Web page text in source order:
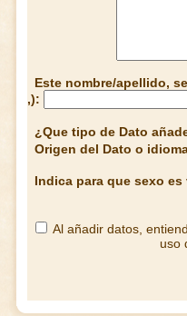
Este nombre/apellido,
,):
¿Que tipo de Dato
Origen del Dato o
Indica para que sexo es
Al añadir datos,
uso